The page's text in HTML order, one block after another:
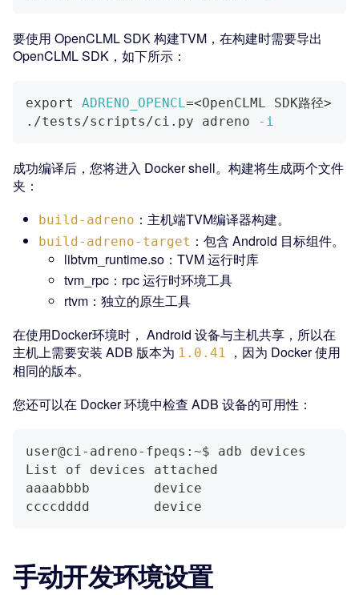
要使用 OpenCLML SDK 构建TVM，在构建时需要导出
OpenCLML SDK，如下所示：
export ADRENO_OPENCL =<OpenCLML SDK路径>
./tests/scripts/ci.py adreno
-i
成功编译后，您将进入 Docker shell。构建将生成两个文件
夹：
build-adreno ：主机端TVM编译器构建。
build-adreno-target ：包含 Android 目标组件。
libtvm_runtime.so：TVM 运行时库
tvm_rpc：rpc 运行时环境工具
rtvm：独立的原生工具
在使用Docker环境时， Android 设备与主机共享，所以在
主机上需要安装 ADB 版本为 1.0.41
，因为 Docker 使用
相同的版本。
您还可以在 Docker 环境中检查 ADB 设备的可用性：
user@ci-adreno-fpeqs:~$ adb devices
List of devices attached
aaaabbbb	device
ccccdddd	device
手动开发环境设置